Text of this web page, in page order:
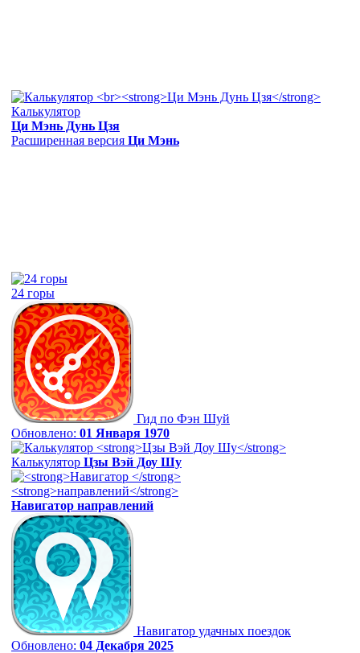
Калькулятор
Ци Мэнь Дунь Цзя
Расширенная версия Ци Мэнь
24 горы
Гид по Фэн Шуй
Обновлено: 01 Января 1970
Калькулятор Цзы Вэй Доу Шу
Навигатор направлений
Навигатор удачных поездок
Обновлено: 04 Декабря 2025